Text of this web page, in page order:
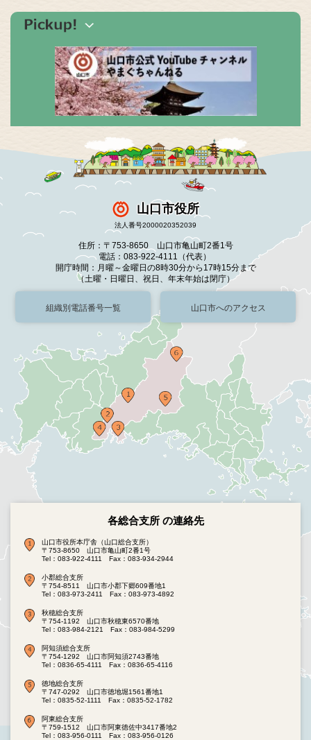
山口市役所
法人番号2000020352039
住所：〒753-8650 山口市亀山町2番1号
電話：083-922-4111（代表）
開庁時間：月曜～金曜日の8時30分から17時15分まで
（土曜・日曜日、祝日、年末年始は閉庁）
組織別電話番号一覧 山口市へのアクセス
各総合支所 の連絡先
山口市役所本庁舎（山口総合支所）
〒753-8650 山口市亀山町2番1号
Tel：083-922-4111
Fax：083-934-2944
小郡総合支所
〒754-8511 山口市小郡下郷609番地1
Tel：083-973-2411
Fax：083-973-4892
秋穂総合支所
〒754-1192 山口市秋穂東6570番地
Tel：083-984-2121
Fax：083-984-5299
阿知須総合支所
〒754-1292 山口市阿知須2743番地
Tel：0836-65-4111
Fax：0836-65-4116
徳地総合支所
〒747-0292 山口市徳地堀1561番地1
Tel：0835-52-1111
Fax：0835-52-1782
阿東総合支所
〒759-1512 山口市阿東徳佐中3417番地2
Tel：083-956-0111
Fax：083-956-0126